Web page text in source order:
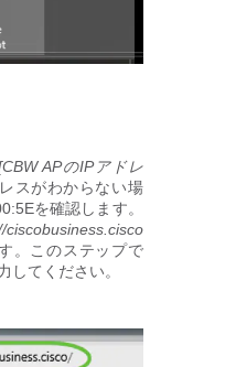
APのIPアドレ
スがわからない場
を確認します。
ciscobusiness.cisco
。このステップで
してください。